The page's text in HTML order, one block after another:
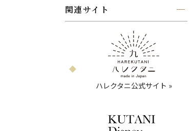
関連サイト
ハレクタニ公式サイト »